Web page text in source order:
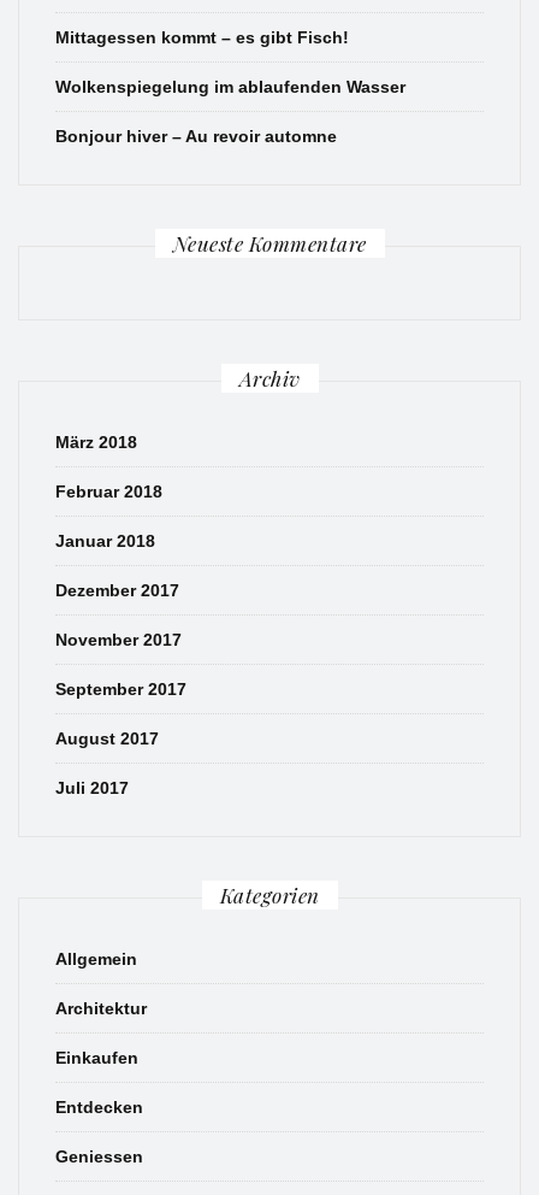
Mittagessen kommt – es gibt Fisch!
Wolkenspiegelung im ablaufenden Wasser
Bonjour hiver – Au revoir automne
Neueste Kommentare
Archiv
März 2018
Februar 2018
Januar 2018
Dezember 2017
November 2017
September 2017
August 2017
Juli 2017
Kategorien
Allgemein
Architektur
Einkaufen
Entdecken
Geniessen